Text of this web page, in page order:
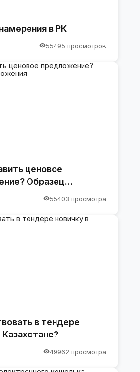
в РК
55495 просмотров
ценовое
Образец
55403 просмотра
в тендере
Казахстане?
49962 просмотра